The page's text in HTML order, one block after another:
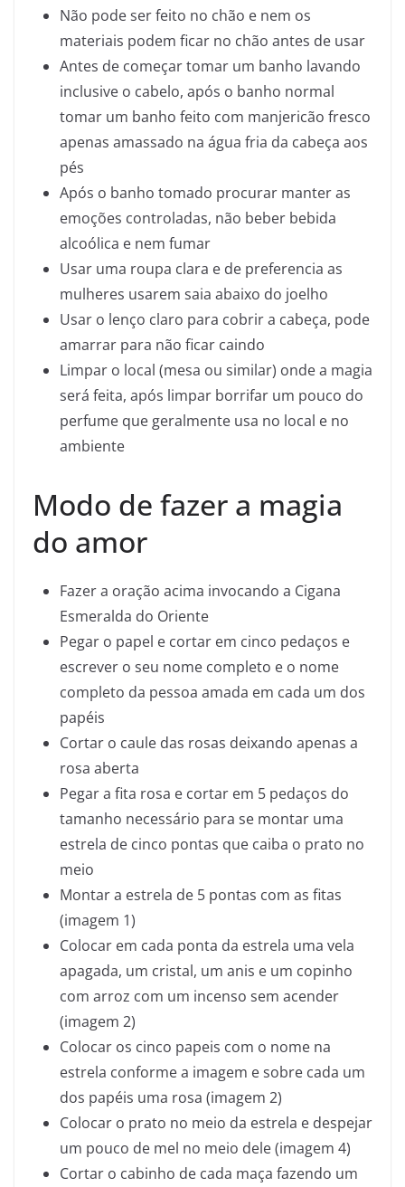
Não pode ser feito no chão e nem os
materiais podem ficar no chão antes de usar
Antes de começar tomar um banho lavando
inclusive o cabelo, após o banho normal
tomar um banho feito com manjericão fresco
apenas amassado na água fria da cabeça aos
pés
Após o banho tomado procurar manter as
emoções controladas, não beber bebida
alcoólica e nem fumar
Usar uma roupa clara e de preferencia as
mulheres usarem saia abaixo do joelho
Usar o lenço claro para cobrir a cabeça, pode
amarrar para não ficar caindo
Limpar o local (mesa ou similar) onde a magia
será feita, após limpar borrifar um pouco do
perfume que geralmente usa no local e no
ambiente
Modo de fazer a magia
do amor
Fazer a oração acima invocando a Cigana
Esmeralda do Oriente
Pegar o papel e cortar em cinco pedaços e
escrever o seu nome completo e o nome
completo da pessoa amada em cada um dos
papéis
Cortar o caule das rosas deixando apenas a
rosa aberta
Pegar a fita rosa e cortar em 5 pedaços do
tamanho necessário para se montar uma
estrela de cinco pontas que caiba o prato no
meio
Montar a estrela de 5 pontas com as fitas
(imagem 1)
Colocar em cada ponta da estrela uma vela
apagada, um cristal, um anis e um copinho
com arroz com um incenso sem acender
(imagem 2)
Colocar os cinco papeis com o nome na
estrela conforme a imagem e sobre cada um
dos papéis uma rosa (imagem 2)
Colocar o prato no meio da estrela e despejar
um pouco de mel no meio dele (imagem 4)
Cortar o cabinho de cada maça fazendo um